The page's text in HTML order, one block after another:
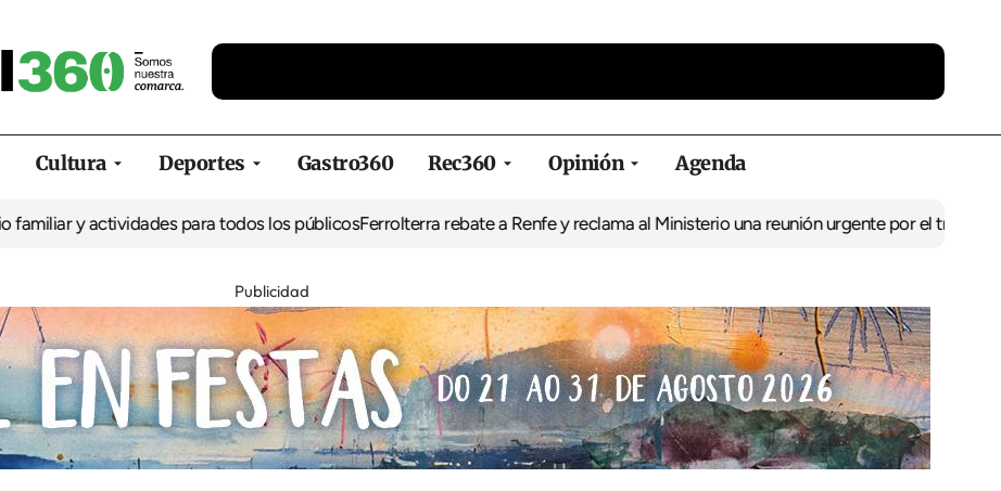
Cultura Deportes Gastro360 Rec360 Opinión Agenda
y actividades para todos los públicosFerrolterra rebate a Renfe y reclama al Ministerio una reunión urgente por el trenEl BNG
Publicidad